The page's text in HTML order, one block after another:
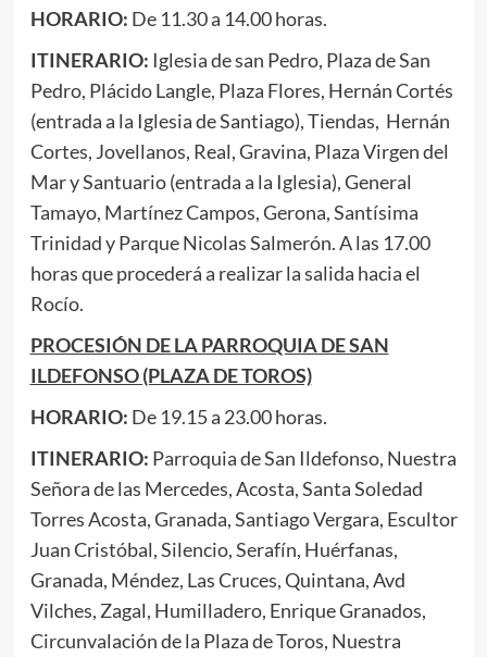
HORARIO: De 11.30 a 14.00 horas.
ITINERARIO: Iglesia de san Pedro, Plaza de San
Pedro, Plácido Langle, Plaza Flores, Hernán Cortés
(entrada a la Iglesia de Santiago), Tiendas, Hernán
Cortes, Jovellanos, Real, Gravina, Plaza Virgen del
Mar y Santuario (entrada a la Iglesia), General
Tamayo, Martínez Campos, Gerona, Santísima
Trinidad y Parque Nicolas Salmerón. A las 17.00
horas que procederá a realizar la salida hacia el
Rocío.
PROCESIÓN DE LA PARROQUIA DE SAN
ILDEFONSO (PLAZA DE TOROS)
HORARIO: De 19.15 a 23.00 horas.
ITINERARIO: Parroquia de San Ildefonso, Nuestra
Señora de las Mercedes, Acosta, Santa Soledad
Torres Acosta, Granada, Santiago Vergara, Escultor
Juan Cristóbal, Silencio, Serafín, Huérfanas,
Granada, Méndez, Las Cruces, Quintana, Avd
Vilches, Zagal, Humilladero, Enrique Granados,
Circunvalación de la Plaza de Toros, Nuestra